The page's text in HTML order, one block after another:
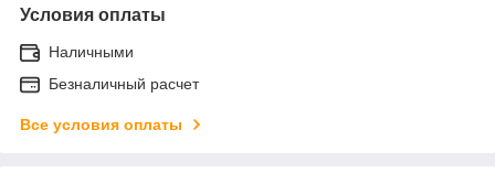
Условия оплаты
Наличными
Безналичный расчет
Все условия оплаты